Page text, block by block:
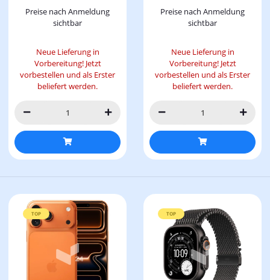
Preise nach Anmeldung
sichtbar
Neue Lieferung in
Vorbereitung! Jetzt
vorbestellen und als Erster
beliefert werden.
Preise nach Anmeldung
sichtbar
Neue Lieferung in
Vorbereitung! Jetzt
vorbestellen und als Erster
beliefert werden.
TOP TOP